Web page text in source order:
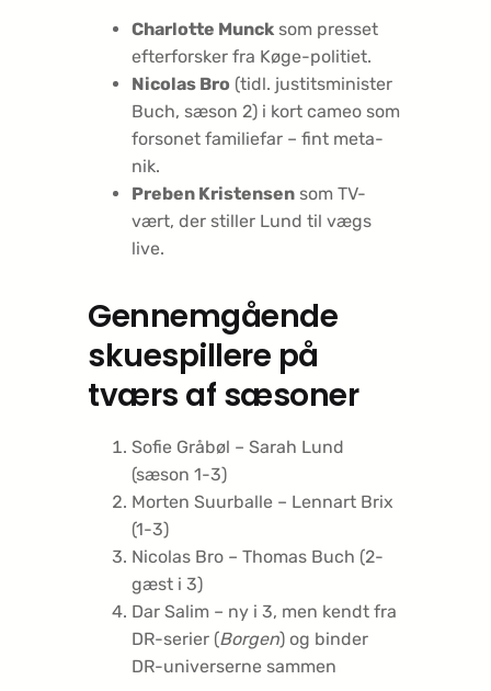
Charlotte Munck som presset
efterforsker fra Køge-politiet.
Nicolas Bro (tidl. justitsminister
Buch, sæson 2) i kort cameo som
forsonet familiefar – fint meta-
nik.
Preben Kristensen som TV-
vært, der stiller Lund til vægs
live.
Gennemgående
skuespillere på
tværs af sæsoner
Sofie Gråbøl – Sarah Lund
(sæson 1-3)
Morten Suurballe – Lennart Brix
(1-3)
Nicolas Bro – Thomas Buch (2-
gæst i 3)
Dar Salim – ny i 3, men kendt fra
DR-serier (Borgen) og binder
DR-universerne sammen